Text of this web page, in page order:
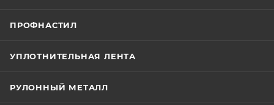
ПРОФНАСТИЛ
УПЛОТНИТЕЛЬНАЯ ЛЕНТА
РУЛОННЫЙ МЕТАЛЛ